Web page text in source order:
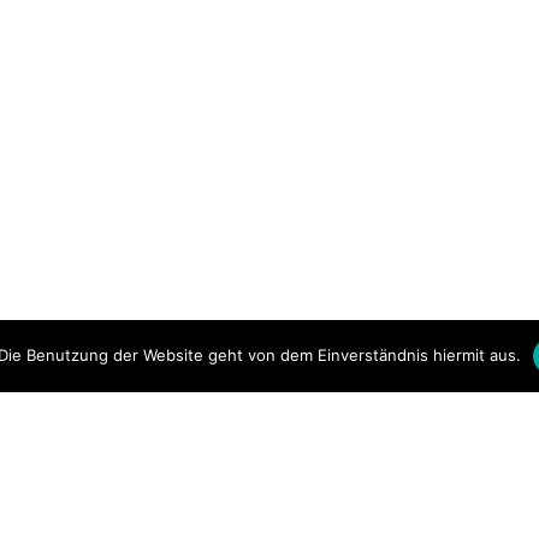
Benutzung der Website geht von dem Einverständnis hiermit aus.